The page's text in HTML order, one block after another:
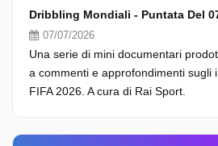
Dribbling Mondiali - Puntata Del
07/07/2026
Una serie di mini documentari
a commenti e approfondimenti sugli
FIFA 2026. A cura di Rai Sport.